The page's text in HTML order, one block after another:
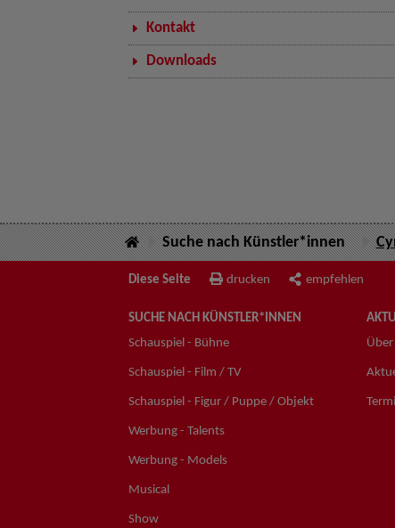
Kontakt
Downloads
Suche nach Künstler*innen
Diese Seite drucken empfehlen
SUCHE NACH KÜNSTLER*INNEN
Schauspiel - Bühne
Schauspiel - Film / TV
Schauspiel - Figur / Puppe / Objekt
Werbung - Talents
Werbung - Models
Musical
Show